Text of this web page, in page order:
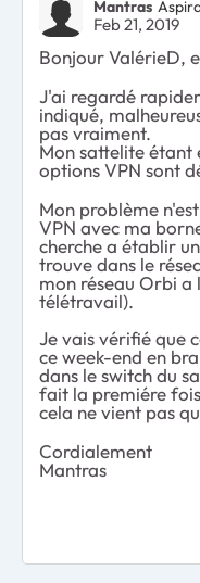
Mantras
Feb 21, 2019
Bonjour ValérieD,
J'ai regardé
indiqué,
pas vraiment.
Mon sattelite étant
options VPN sont
Mon problème
VPN avec ma
cherche a établir
trouve dans le
mon réseau Orbi a
télétravail).
Je vais vérifié que
ce week-end en
dans le switch du
fait la premiére
cela ne vient pas
Cordialement
Mantras